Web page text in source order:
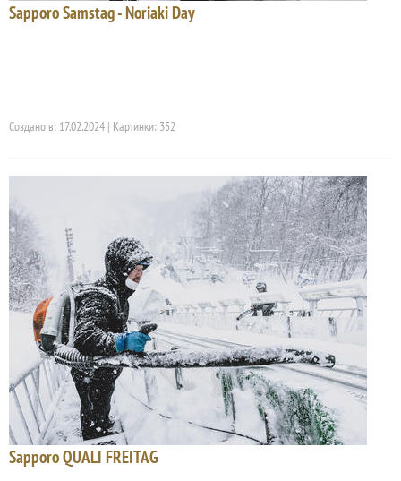
Sapporo Samstag - Noriaki Day
Создано в: 17.02.2024 | Картинки: 352
Sapporo QUALI FREITAG